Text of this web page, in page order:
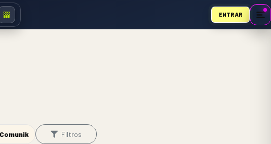
ENTRAR
Comunik Filtros